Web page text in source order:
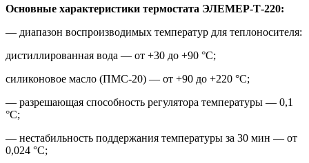
Основные характеристики термостата ЭЛЕМЕР-Т-220:
— диапазон воспроизводимых температур для теплоносителя:
дистиллированная вода — от +30 до +90 °С;
силиконовое масло (ПМС-20) — от +90 до +220 °С;
— разрешающая способность регулятора температуры — 0,1
°С;
— нестабильность поддержания температуры за 30 мин — от
0,024 °С;